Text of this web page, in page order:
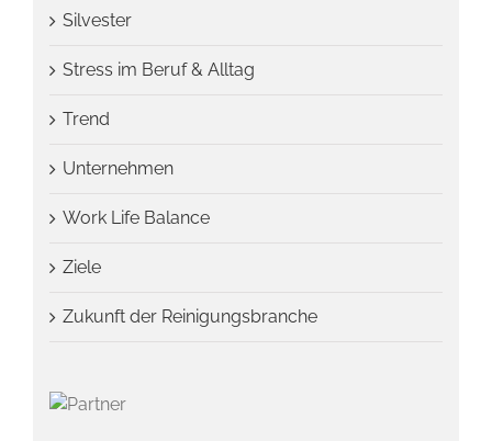
Silvester
Stress im Beruf & Alltag
Trend
Unternehmen
Work Life Balance
Ziele
Zukunft der Reinigungsbranche